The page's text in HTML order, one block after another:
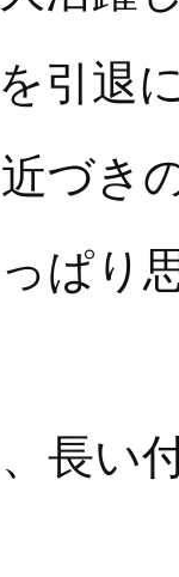
引退
づき
ぱり
、長い